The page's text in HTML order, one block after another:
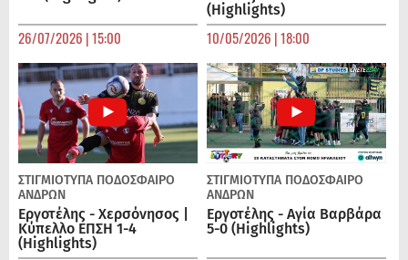
26/07/2026 | 15:00
(Highlights)
10/05/2026 | 18:00
ΣΤΙΓΜΙΟΤΥΠΑ ΠΟΔΌΣΦΑΙΡΟ
ΑΝΔΡΏΝ
Εργοτέλης - Χερσόνησος |
Κύπελλο ΕΠΣΗ 1-4
(Highlights)
ΣΤΙΓΜΙΟΤΥΠΑ ΠΟΔΌΣΦΑΙΡΟ
ΑΝΔΡΏΝ
Εργοτέλης - Αγία Βαρβάρα
5-0 (Highlights)